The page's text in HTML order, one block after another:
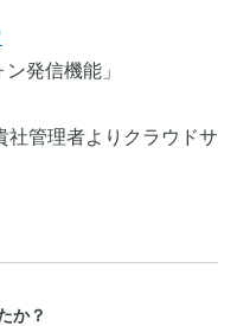
発信機能」
社管理者よりクラウドサ
か？